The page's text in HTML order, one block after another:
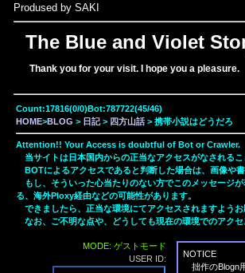
Prodused by SAKI
The Blue and Violet
Thank you for your visit. I hope you a pleasure.
Count:17816(0/0)Bot:787722(45/46)
HOME>BLOG > 日記> 四方山話 > 携帯小説はどうだろ
Attention!! Your Access is doubtful of Bot or Crawler.
当サイトは日本国内からの正当なアクセスがなされるこ
BOTによるアクセスであると判断した場合は、画像や
もし、そういった心当たりのない方でこのメッセージ
る、海外Ploxy経由などの可能性があります。
できましたら、正当な環境にてアクセスされますようお
なお、ご不明な点や、どうしても現在の環境でのアクセ
MODE: ゲストモード
USER ID:
NOTICE
拙作のBlogn